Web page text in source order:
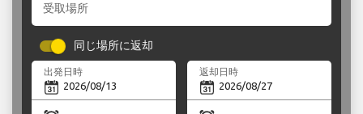
受取場所
同じ場所に返却
出発日時 返却日時